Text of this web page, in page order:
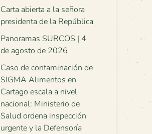
Carta abierta a la señora
presidenta de la República
Panoramas SURCOS | 4
de agosto de 2026
Caso de contaminación de
SIGMA Alimentos en
Cartago escala a nivel
nacional: Ministerio de
Salud ordena inspección
urgente y la Defensoría